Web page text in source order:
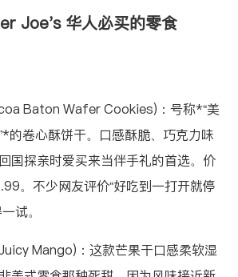
Joe's 华人必买的零食
Baton Wafer Cookies) ：号称*“美
的卷心酥饼干。口感酥脆、巧克力味
国探亲时爱买来当伴手礼的首选。价
。不少网友评价“好吃到一打开就停
试。
Mango) ：这款芒果干口感柔软湿